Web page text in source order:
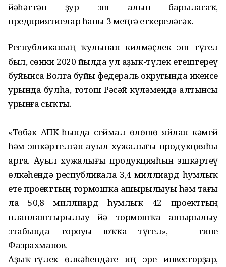
йәһәттән ҙур эш алып барыласаҡ,
предприятиелар һаны 3 меңгә еткереләсәк.
Республиканың ҡулынан килмәҫлек эш түгел
был, сөнки 2020 йылда ул аҙыҡ-түлек етештереү
буйынса Волга буйы федераль округында икенсе
урында булһа, тотош Рәсәй күләмендә алтынсы
урынға сыҡты.
«Төбәк АПК-һында сеймал өлөшө яйлап кәмей
һәм эшкәртелгән ауыл хужалығы продукцияһы
арта. Ауыл хужалығы продукцияһын эшкәртеү
өлкәһендә республикала 3,4 миллиард һумлыҡ
ете проекттың тормошҡа ашырылыуы һәм тағы
ла 50,8 миллиард һумлыҡ 42 проекттың
планлаштырылыу йә тормошҡа ашырылыу
этабында тороуы юҡҡа түгел», — тине
Фазрахманов.
Аҙыҡ-түлек өлкәһендәге иң эре инвесторҙар,